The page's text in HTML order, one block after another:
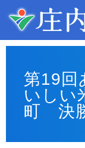
第19回
いしい
町 決